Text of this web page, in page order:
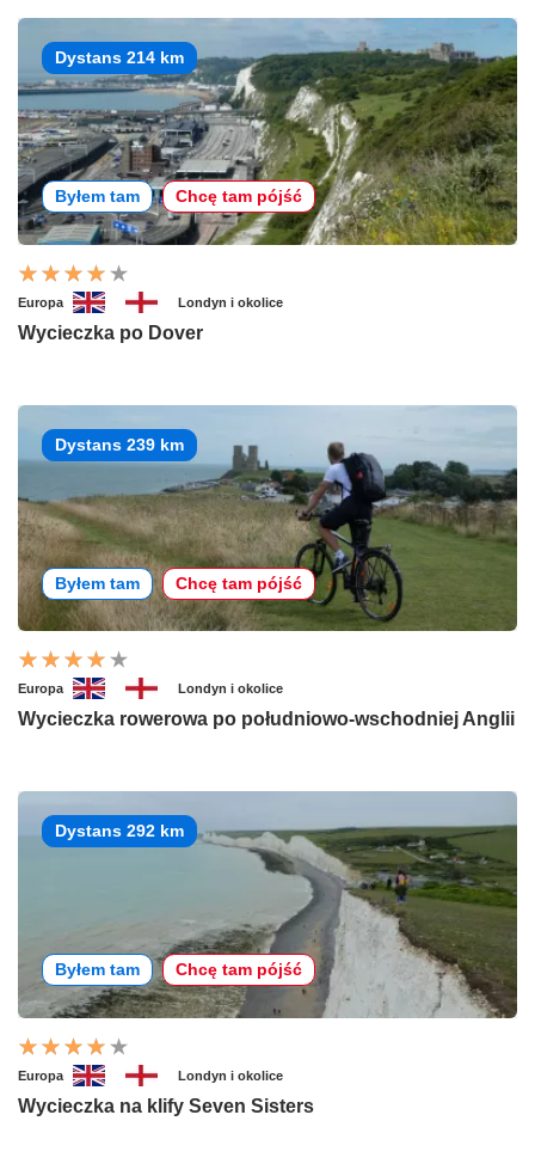
Dystans 214 km
Byłem tam Chcę tam pójść
Europa Londyn i okolice
Wycieczka po Dover
Dystans 239 km
Byłem tam Chcę tam pójść
Europa Londyn i okolice
Wycieczka rowerowa po południowo-wschodniej Anglii
Dystans 292 km
Byłem tam Chcę tam pójść
Europa Londyn i okolice
Wycieczka na klify Seven Sisters